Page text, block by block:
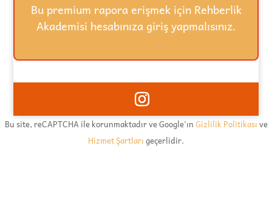
Bu premium rapora erişmek için Rehberlik
Akademisi hesabınıza giriş yapmalısınız.
Bu site, reCAPTCHA ile korunmaktadır ve Google'ınGizlilik Politikasıve
Hizmet Şartlarıgeçerlidir.